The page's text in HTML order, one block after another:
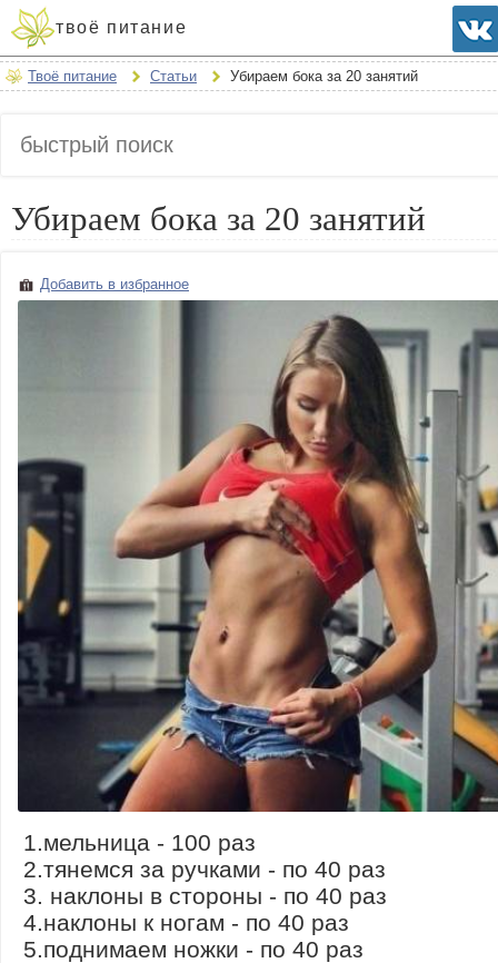
твоё питание
Твоё питание Статьи Убираем бока за 20 занятий
Убираем бока за 20 занятий
Добавить в избранное
1.мельница - 100 раз
2.тянемся за ручками - по 40 раз
3. наклоны в стороны - по 40 раз
4.наклоны к ногам - по 40 раз
5.поднимаем ножки - по 40 раз